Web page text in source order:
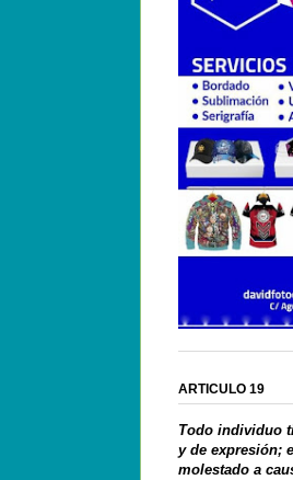
ARTICULO 19
Todo individuo
y de expresión;
molestado a